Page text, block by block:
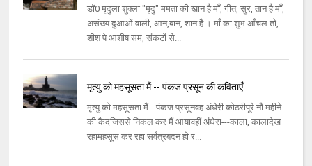
डॉ0 मृदुला शुक्ला "मृदु" ममता की खान है माँ, गीत, सुर, तान है माँ,
असंख्य दुआओं वाली, आन,बान, शान है । माँ का शुभ आँचल तो,
शीश पे आशीष सम, संकटों से...
मृत्यु को महसूसता मैं -- पंकज प्रसून की कविताएँ
मृत्यु को महसूसता मैं-- पंकज प्रसूनवह अंधेरी कोठरीपूरे नौ महीने
की कैदजिससे निकल कर मैं आयावहीं अंधेरा---काला, कालादेख
रहामहसूस कर रहा सर्वत्रबदन हो र...